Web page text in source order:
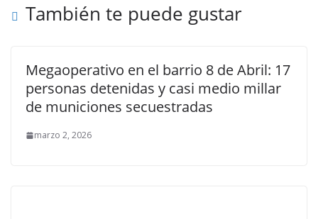
También te puede gustar
Megaoperativo en el barrio 8 de Abril: 17
personas detenidas y casi medio millar
de municiones secuestradas
marzo 2, 2026